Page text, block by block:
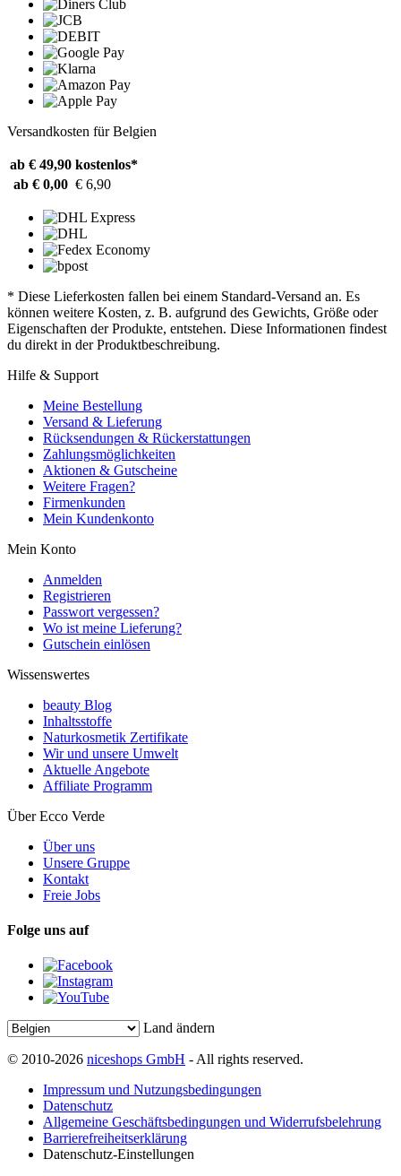
Versandkosten für Belgien
ab € 49,90 kostenlos*
ab € 0,00 € 6,90
* Diese Lieferkosten fallen bei einem Standard-Versand an. Es
können weitere Kosten, z. B. aufgrund des Gewichts, Größe oder
Eigenschaften der Produkte, entstehen. Diese Informationen findest
du direkt in der Produktbeschreibung.
Hilfe & Support
Meine Bestellung
Versand & Lieferung
Rücksendungen & Rückerstattungen
Zahlungsmöglichkeiten
Aktionen & Gutscheine
Weitere Fragen?
Firmenkunden
Mein Kundenkonto
Mein Konto
Anmelden
Registrieren
Passwort vergessen?
Wo ist meine Lieferung?
Gutschein einlösen
Wissenswertes
beauty Blog
Inhaltsstoffe
Naturkosmetik Zertifikate
Wir und unsere Umwelt
Aktuelle Angebote
Affiliate Programm
Über Ecco Verde
Über uns
Unsere Gruppe
Kontakt
Freie Jobs
Folge uns auf
Land ändern
© 2010-2026 niceshops GmbH - All rights reserved.
Impressum und Nutzungsbedingungen
Datenschutz
Allgemeine Geschäftsbedingungen und Widerrufsbelehrung
Barrierefreiheitserklärung
Datenschutz-Einstellungen